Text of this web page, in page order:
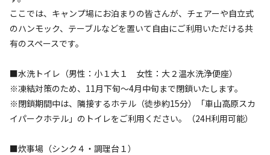
追加1名 +1,000円
追加ペット一匹 +1,000円
※ペットお連れご希望の場合は【備考欄】にご記入ください。
※テント・タープは区画内であれば貼り放題！
※サイトの指定の要望は空いていればお受けします。繁忙期は不
可
ここでは、キャンプ場にお泊まりの皆さんが、チェアーや自立式
のハンモック、テーブルなどを置いて自由にご利用いただける共
有のスペースです。
■水洗トイレ（男性：小１大１ 女性：大２温水洗浄便座）
※凍結対策のため、11月下旬～4月中旬まで閉鎖いたします。
※閉鎖期間中は、隣接するホテル（徒歩約15分）「車山高原スカ
イパークホテル」のトイレをご利用ください。（24H利用可能）
■炊事場（シンク４・調理台１）
1600mの地表に湧き出した天然の伏流水「天狗水（てん
ごんすい）」を利用した大浴場・サウナ・露天風呂をご利
用いただけます！
込み）
特徴タグ
#体験アクティビティ
#川遊び # ソロにおすすめ # 絶景 # 天体観測 #星空撮影
#携帯電波あり